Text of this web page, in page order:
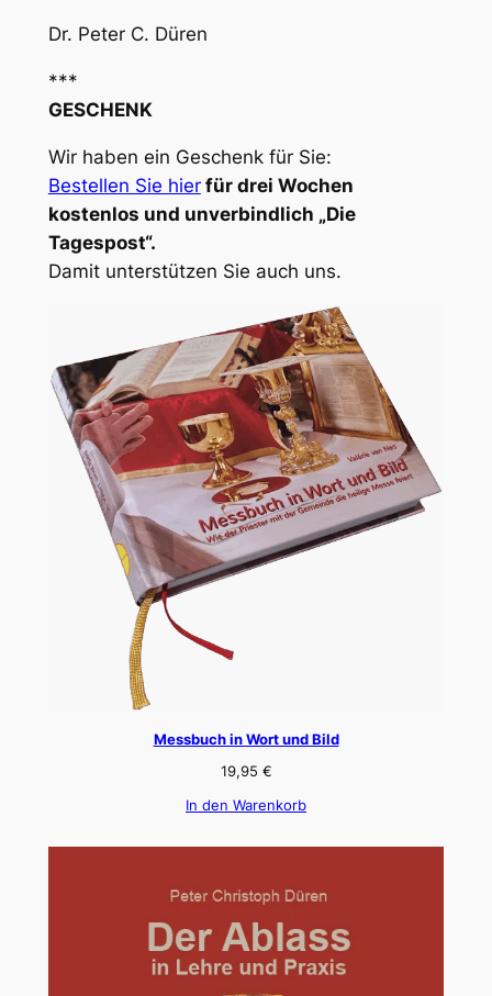
Dr. Peter C. Düren
***
GESCHENK
Wir haben ein Geschenk für Sie:
Bestellen Sie hier für drei Wochen
kostenlos und unverbindlich „Die
Tagespost“.
Damit unterstützen Sie auch uns.
Messbuch in Wort und Bild
19,95 €
In den Warenkorb